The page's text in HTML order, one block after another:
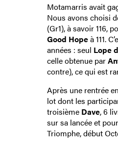
Motamarris avait
Nous avons choisi
(Gr1), à savoir 116,
Good Hopeà 111.
années : seul Lope
celle obtenue par
contre), ce qui est
Après une rentrée
lot dont les
troisième Dave, 6
sur sa lancée et
Triomphe, début